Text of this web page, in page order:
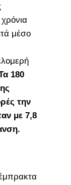
μέσο
180
την
με 7,8